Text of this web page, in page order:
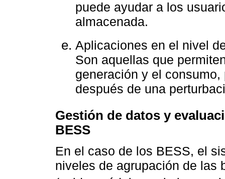
puede ayudar a los
almacenada.
Aplicaciones en el nivel
Son aquellas que
generación y el
después de una
Gestión de datos y
BESS
En el caso de los BESS, el
niveles de agrupación de las